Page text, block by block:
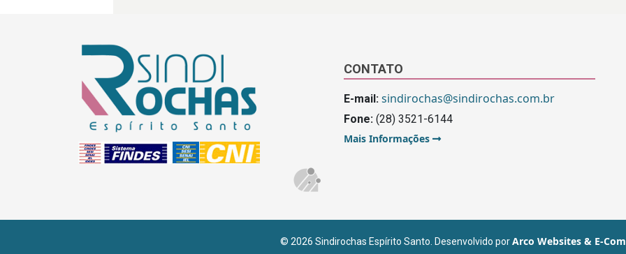
CONTATO
E-mail: sindirochas@sindirochas.com.br
Fone: (28) 3521-6144
Mais Informações
© 2026 Sindirochas Espírito Santo. Desenvolvido porArco Websites & E-